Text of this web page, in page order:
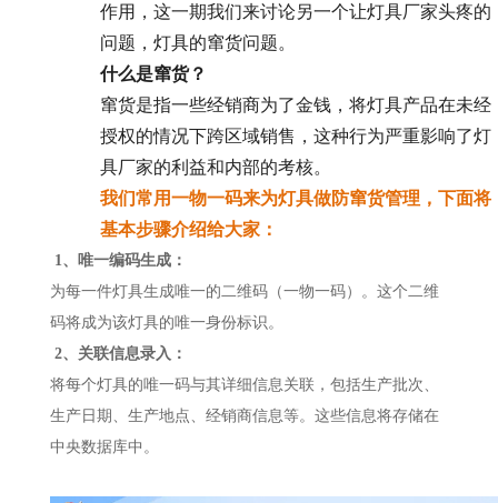
作用，这一期我们来讨论另一个让灯具厂家头疼的
问题，灯具的窜货问题。
什么是窜货？
窜货是指一些经销商为了金钱，将灯具产品在未经
授权的情况下跨区域销售，这种行为严重影响了灯
具厂家的利益和内部的考核。
我们常用一物一码来为灯具做防窜货管理，下面将
基本步骤介绍给大家：
1、唯一编码生成：
为每一件灯具生成唯一的二维码（一物一码）。这个二维
码将成为该灯具的唯一身份标识。
2、关联信息录入：
将每个灯具的唯一码与其详细信息关联，包括生产批次、
生产日期、生产地点、经销商信息等。这些信息将存储在
中央数据库中。